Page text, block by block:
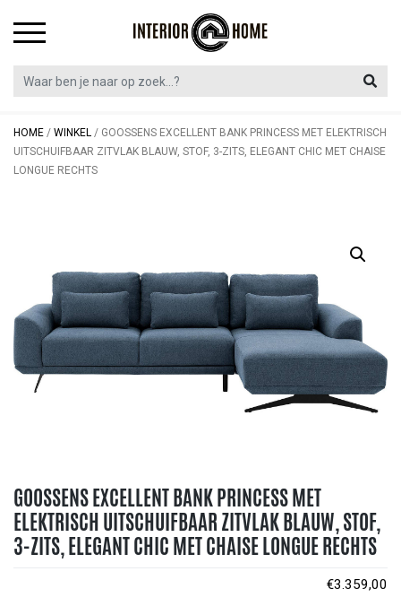
HOME / WINKEL / GOOSSENS EXCELLENT BANK PRINCESS MET ELEKTRISCH
UITSCHUIFBAAR ZITVLAK BLAUW, STOF, 3-ZITS, ELEGANT CHIC MET CHAISE
LONGUE RECHTS
GOOSSENS EXCELLENT BANK PRINCESS MET
ELEKTRISCH UITSCHUIFBAAR ZITVLAK BLAUW, STOF,
3-ZITS, ELEGANT CHIC MET CHAISE LONGUE RECHTS
€3.359,00